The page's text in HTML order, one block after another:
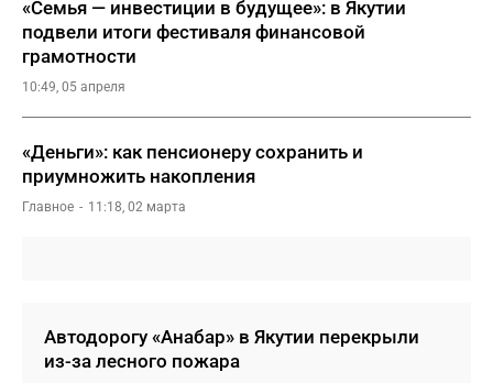
«Семья — инвестиции в будущее»: в Якутии
подвели итоги фестиваля финансовой
грамотности
10:49, 05 апреля
«Деньги»: как пенсионеру сохранить и
приумножить накопления
Главное 11:18, 02 марта
Автодорогу «Анабар» в Якутии перекрыли
из-за лесного пожара